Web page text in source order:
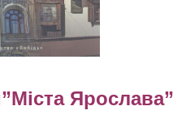
Ярослава”